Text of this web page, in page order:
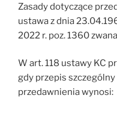
Zasady dotyczące
ustawa z dnia
2022 r. poz. 1360
W art. 118 ustawy KC
gdy przepis
przedawnienia wynosi: